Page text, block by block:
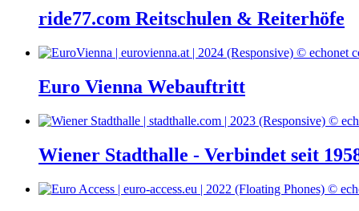
ride77.com Reitschulen & Reiterhöfe
Euro Vienna Webauftritt
Wiener Stadthalle - Verbindet seit